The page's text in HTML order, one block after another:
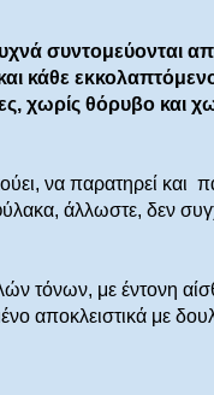
συντομεύονται
κάθε
χωρίς θόρυβο και
να παρατηρεί και
άλλωστε, δεν
τόνων, με έντονη
αποκλειστικά με